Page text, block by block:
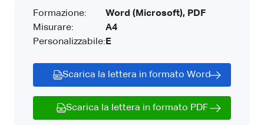
Formazione:
Misurare:
Personalizzabile:
Word (Microsoft), PDF
A4
E
Scarica la lettera in formato Word
Scarica la lettera in formato PDF